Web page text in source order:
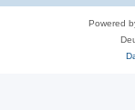
Powered